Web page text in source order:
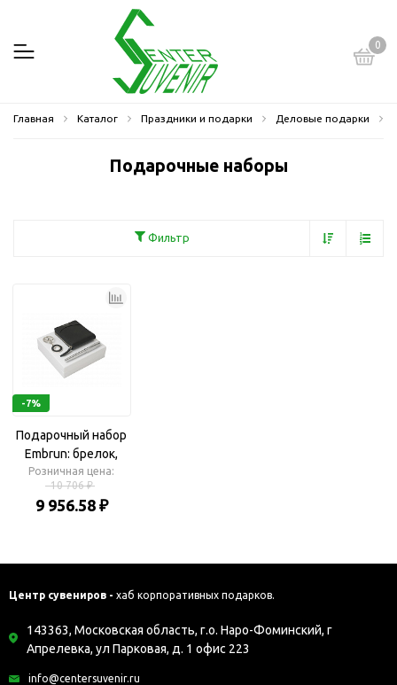
0
Главная Каталог Праздники и подарки Деловые подарки
Подарочные наборы
Фильтр
-7%
Подарочный набор
Embrun: брелок,
кошелек, ручка
роллер
Розничная цена:
10 706 ₽
9 956.58 ₽
Центр сувениров - хаб корпоративных подарков.
143363, Московская область, г.о. Наро-Фоминский, г
Апрелевка, ул Парковая, д. 1 офис 223
info@centersuvenir.ru